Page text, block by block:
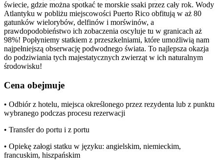
świecie, gdzie można spotkać te morskie ssaki przez cały rok. Wody
Atlantyku w pobliżu miejscowości Puerto Rico obfitują w aż 80
gatunków wielorybów, delfinów i morświnów, a
prawdopodobieństwo ich zobaczenia oscyluje tu w granicach aż
98%! Popłyniemy statkiem z przeszkelniami, które umożliwią nam
najpełniejszą obserwację podwodnego świata. To najlepsza okazja
do podziwiania tych majestatycznych zwierząt w ich naturalnym
środowisku!
Cena obejmuje
• Odbiór z hotelu, miejsca określonego przez rezydenta lub z punktu
wybranego podczas procesu rezerwacji
• Transfer do portu i z portu
• Opiekę załogi statku w języku: angielskim, niemieckim,
francuskim, hiszpańskim